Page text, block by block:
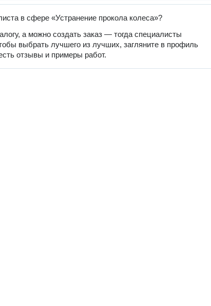
в сфере «Устранение прокола колеса»?
а можно создать заказ — тогда специалисты
выбрать лучшего из лучших, загляните в профиль
отзывы и примеры работ.